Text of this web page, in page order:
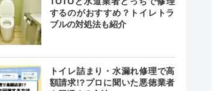
するのがおすすめ？トイレトラ
ブルの対処法も紹介
トイレ詰まり・水漏れ修理で高
額請求!?プロに聞いた悪徳業者